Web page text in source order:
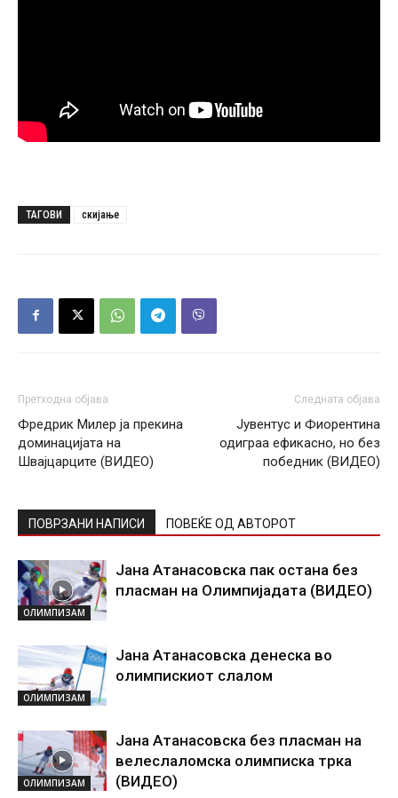
ТАГОВИ скијање
Претходна објава
Фредрик Милер ја прекина
доминацијата на
Швајцарците (ВИДЕО)
Следната објава
Јувентус и Фиорентина
одиграа ефикасно, но без
победник (ВИДЕО)
ПОВРЗАНИ НАПИСИ ПОВЕЌЕ ОД АВТОРОТ
ОЛИМПИЗАМ
Јана Атанасовска пак остана без
пласман на Олимпијадата (ВИДЕО)
ОЛИМПИЗАМ
Јана Атанасовска денеска во
олимпискиот слалом
ОЛИМПИЗАМ
Јана Aтанасовска без пласман на
велеслаломска олимписка трка
(ВИДЕО)